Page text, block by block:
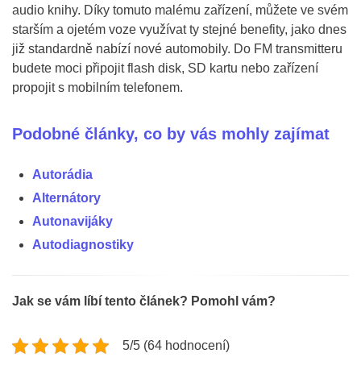
audio knihy. Díky tomuto malému zařízení, můžete ve svém
starším a ojetém voze využívat ty stejné benefity, jako dnes
již standardně nabízí nové automobily. Do FM transmitteru
budete moci připojit flash disk, SD kartu nebo zařízení
propojit s mobilním telefonem.
Podobné články, co by vás mohly zajímat
Autorádia
Alternátory
Autonavijáky
Autodiagnostiky
Jak se vám líbí tento článek? Pomohl vám?
5/5 (64 hodnocení)